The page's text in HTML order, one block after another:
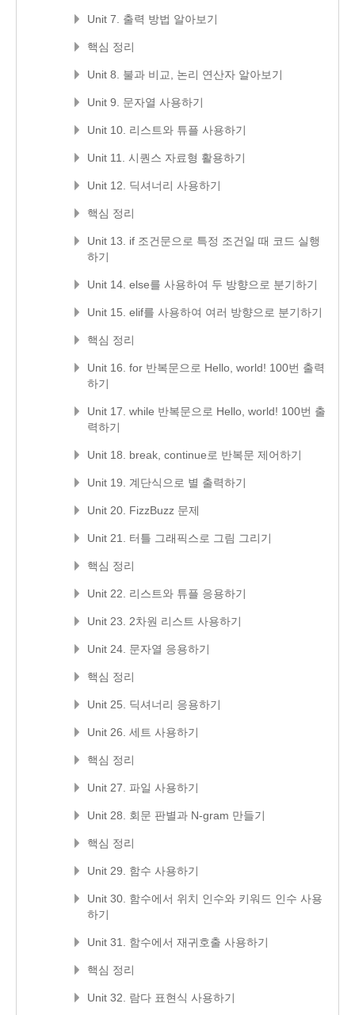
Unit 7. 출력 방법 알아보기
핵심 정리
Unit 8. 불과 비교, 논리 연산자 알아보기
Unit 9. 문자열 사용하기
Unit 10. 리스트와 튜플 사용하기
Unit 11. 시퀀스 자료형 활용하기
Unit 12. 딕셔너리 사용하기
핵심 정리
Unit 13. if 조건문으로 특정 조건일 때 코드 실행
하기
Unit 14. else를 사용하여 두 방향으로 분기하기
Unit 15. elif를 사용하여 여러 방향으로 분기하기
핵심 정리
Unit 16. for 반복문으로 Hello, world! 100번 출력
하기
Unit 17. while 반복문으로 Hello, world! 100번 출
력하기
Unit 18. break, continue로 반복문 제어하기
Unit 19. 계단식으로 별 출력하기
Unit 20. FizzBuzz 문제
Unit 21. 터틀 그래픽스로 그림 그리기
핵심 정리
Unit 22. 리스트와 튜플 응용하기
Unit 23. 2차원 리스트 사용하기
Unit 24. 문자열 응용하기
핵심 정리
Unit 25. 딕셔너리 응용하기
Unit 26. 세트 사용하기
핵심 정리
Unit 27. 파일 사용하기
Unit 28. 회문 판별과 N-gram 만들기
핵심 정리
Unit 29. 함수 사용하기
Unit 30. 함수에서 위치 인수와 키워드 인수 사용
하기
Unit 31. 함수에서 재귀호출 사용하기
핵심 정리
Unit 32. 람다 표현식 사용하기